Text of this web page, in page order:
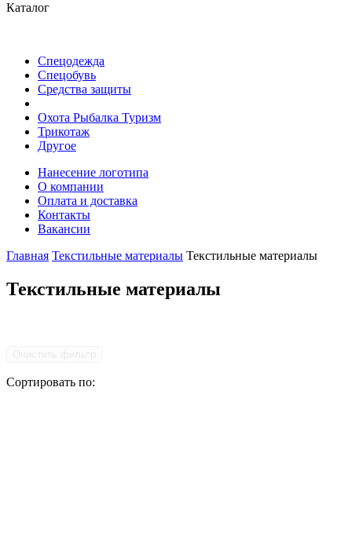
Каталог
Спецодежда
Спецобувь
Средства защиты
Охота Рыбалка Туризм
Трикотаж
Другое
Нанесение логотипа
О компании
Оплата и доставка
Контакты
Вакансии
Главная Текстильные материалы Текстильные материалы
Текстильные материалы
Сортировать по: